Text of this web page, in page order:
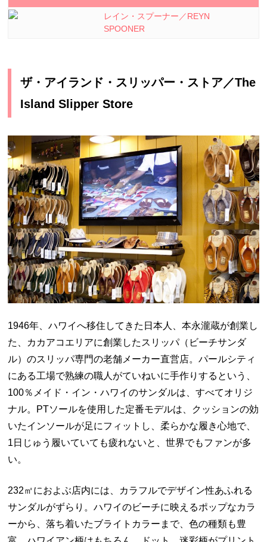
レイン・スプーナー／REYN
SPOONER
ザ・アイランド・スリッパー・ストア／The
Island Slipper Store
1946年、ハワイへ移住してきた日本人、本永瀧蔵が創業し
た、カカアコエリアに創業したスリッパ（ビーチサンダ
ル）のスリッパ専門の老舗メーカー直営店。パールシティ
にある工場で熟練の職人がていねいに手作りするという、
100％メイド・イン・ハワイのサンダルは、すべてオリジ
ナル。PTソールを使用した定番モデルは、クッションの効
いたインソールが足にフィットし、柔らかな履き心地で、
1日じゅう履いていても疲れないと、世界でもファンが多
い。
232㎡におよぶ店内には、カラフルでデザイン性あふれる
サンダルがずらり。ハワイのビーチに映えるポップなカラ
ーから、落ち着いたブライトカラーまで、色の種類も豊